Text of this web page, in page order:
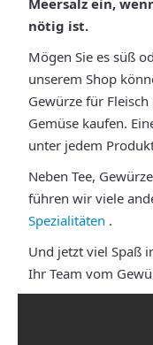
Meersalz ein,
nötig ist.
Mögen Sie es süß
unserem Shop
Gewürze für
Gemüse kaufen.
unter jedem
Neben Tee,
führen wir viele
Spezialitäten .
Und jetzt viel Spaß
Ihr Team vom